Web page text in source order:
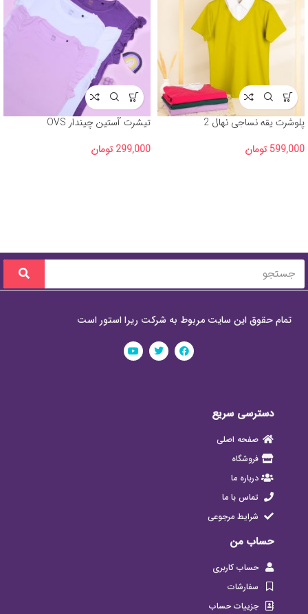
پلوشرت یقه نساجی نهال 2
599,000 تومان
تیشرت آستین چیندار OVS
299,000 تومان
تمام حقوق این سایت مربوط به شرکت ریرا استور است
دسترسی سریع
صفحه اصلی
فروشگاه
درباره ما
تماس با ما
شرایط مرجوعی
حساب من
حساب کاربری
سفارشات
جزییات حساب